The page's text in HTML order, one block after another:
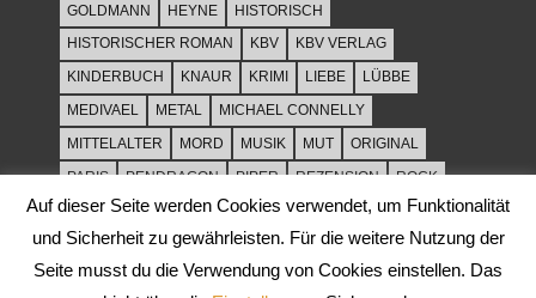
GOLDMANN
HEYNE
HISTORISCH
HISTORISCHER ROMAN
KBV
KBV VERLAG
KINDERBUCH
KNAUR KRIMI LIEBE
LÜBBE
MEDIVAEL
METAL
MICHAEL CONNELLY
MITTELALTER
MORD MUSIK MUT
ORIGINAL
PARIS
PENDRAGON PIPER REZENSION
ROCK
ROCKMUSIK
ROMAN ROWOHLT
SACHBUCH
SPANNUNG
SYLT THRILLER TOD
ULLSTEIN
WEIHNACHT
Auf dieser Seite werden Cookies verwendet, um Funktionalität
und Sicherheit zu gewährleisten. Für die weitere Nutzung der
Seite musst du die Verwendung von Cookies einstellen. Das